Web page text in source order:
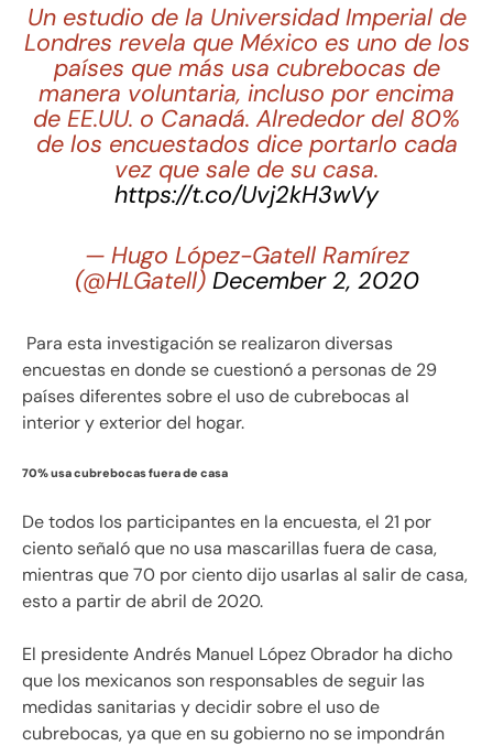
Un estudio de la Universidad Imperial de
Londres revela que México es uno de los
países que más usa cubrebocas de
manera voluntaria, incluso por encima
de EE.UU. o Canadá. Alrededor del 80%
de los encuestados dice portarlo cada
vez que sale de su casa.
https://t.co/Uvj2kH3wVy
— Hugo López-Gatell Ramírez
(@HLGatell) December 2, 2020
Para esta investigación se realizaron diversas
encuestas en donde se cuestionó a personas de 29
países diferentes sobre el uso de cubrebocas al
interior y exterior del hogar.
70% usa cubrebocas fuera de casa
De todos los participantes en la encuesta, el 21 por
ciento señaló que no usa mascarillas fuera de casa,
mientras que 70 por ciento dijo usarlas al salir de casa,
esto a partir de abril de 2020.
El presidente Andrés Manuel López Obrador ha dicho
que los mexicanos son responsables de seguir las
medidas sanitarias y decidir sobre el uso de
cubrebocas, ya que en su gobierno no se impondrán